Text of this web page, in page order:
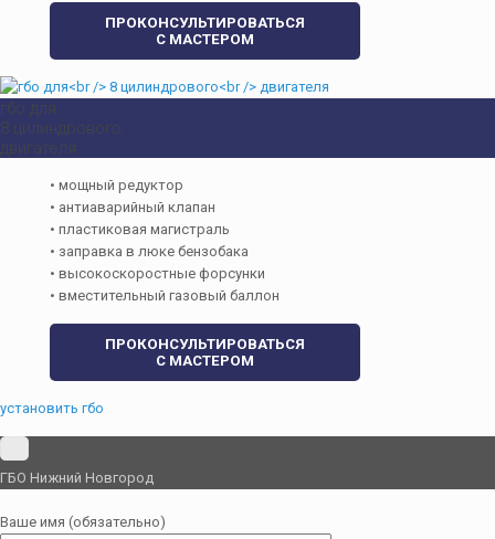
ПРОКОНСУЛЬТИРОВАТЬСЯ
С МАСТЕРОМ
гбо для
8 цилиндрового
двигателя
• мощный редуктор
• антиаварийный клапан
• пластиковая магистраль
• заправка в люке бензобака
• высокоскоростные форсунки
• вместительный газовый баллон
ПРОКОНСУЛЬТИРОВАТЬСЯ
С МАСТЕРОМ
установить гбо
ГБО Нижний Новгород
Ваше имя (обязательно)